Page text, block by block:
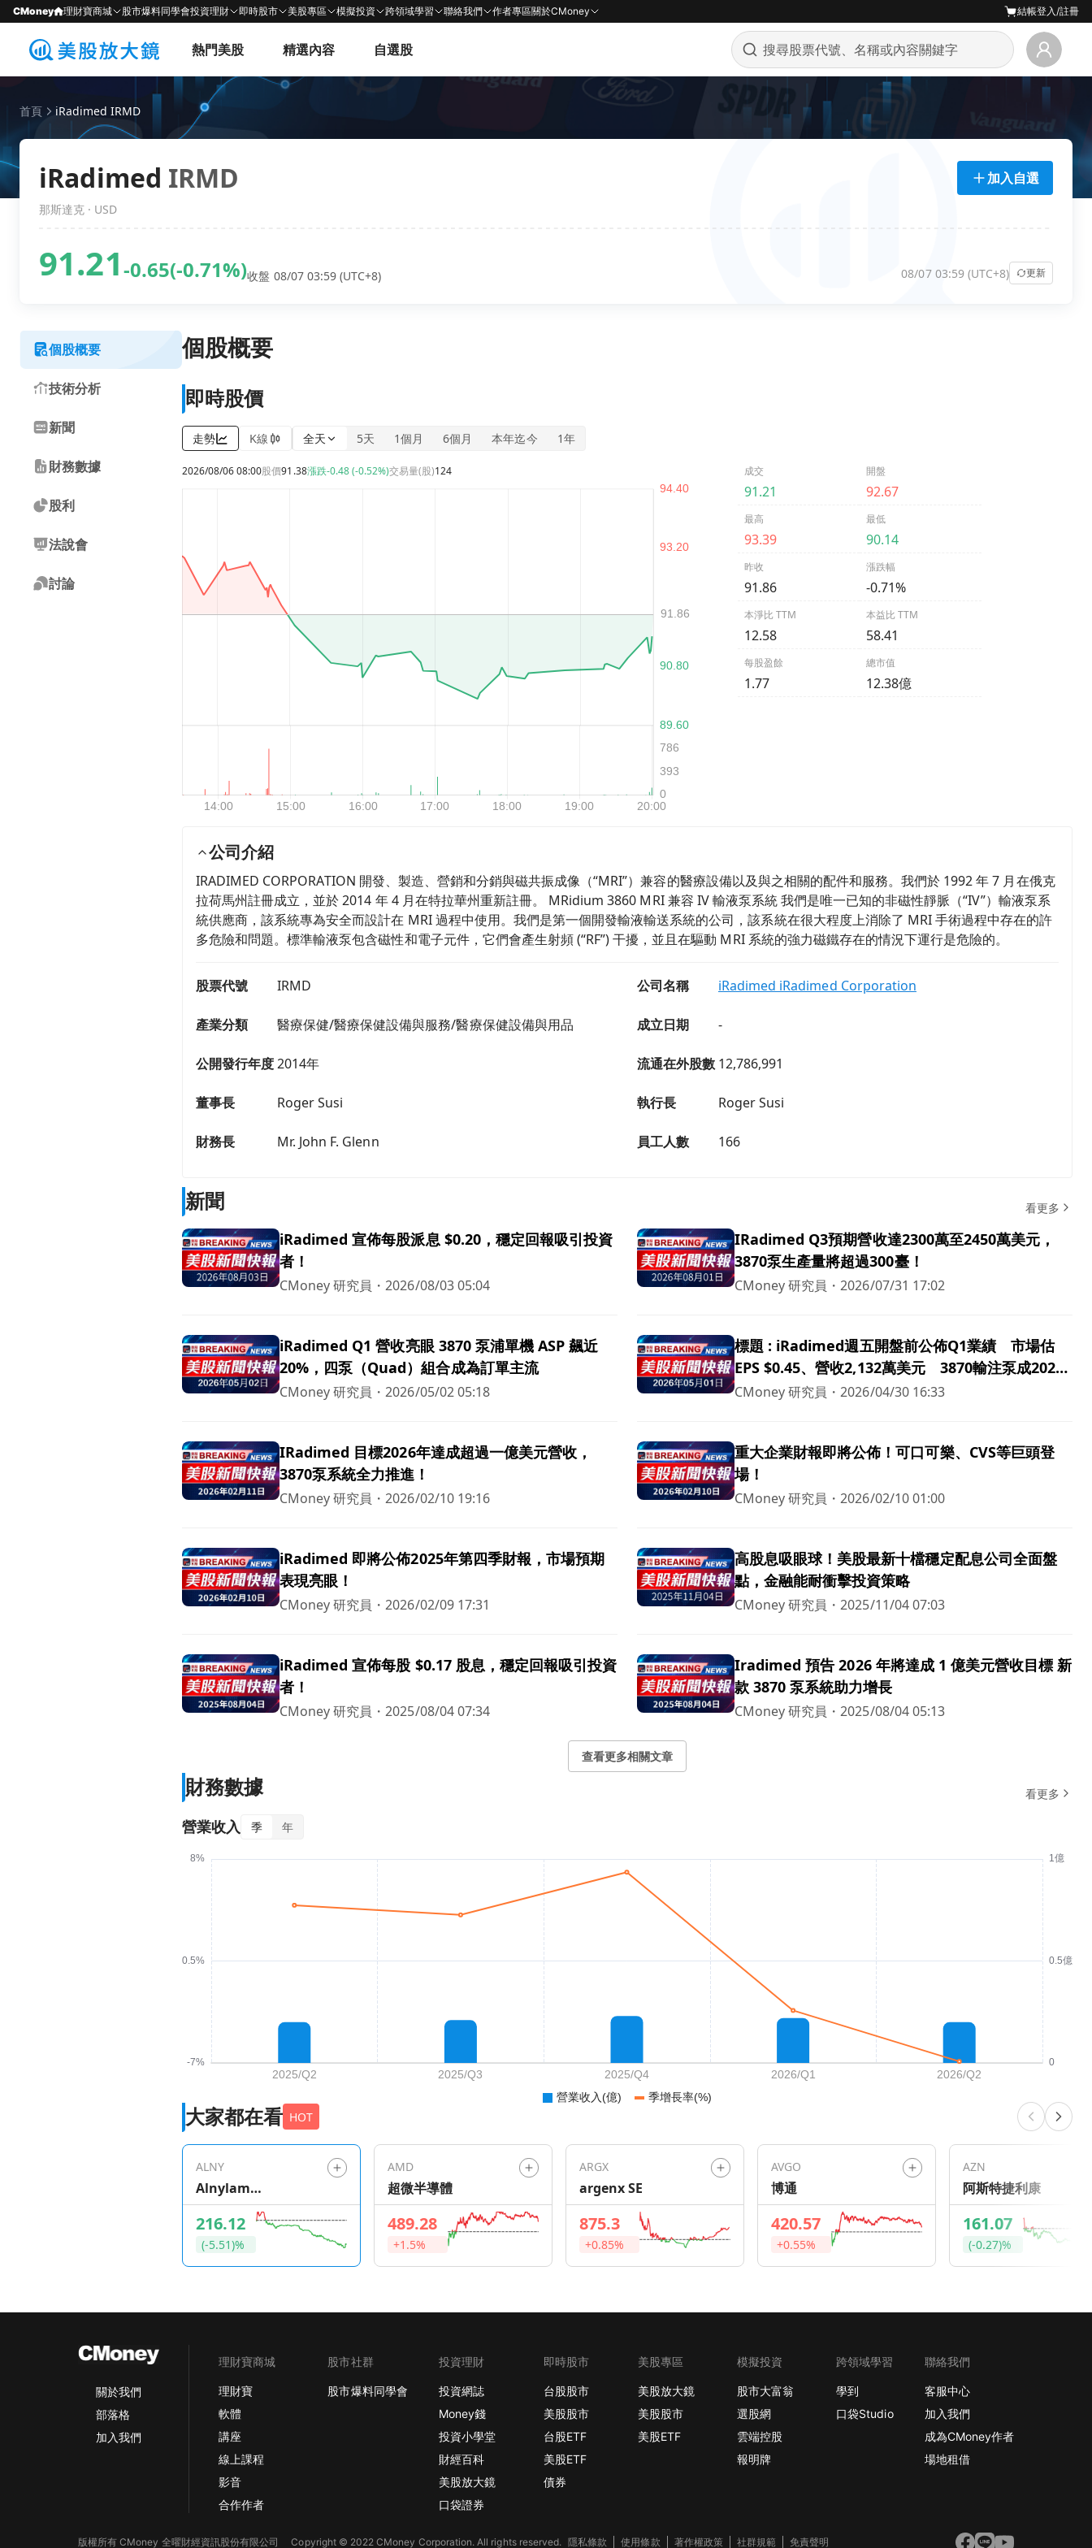
CMoney 理財寶商城 股市爆料同學會投資理財 即時股市 美股專區 模擬投資 跨領域學習 聯絡我們 作者專區關於CMoney 結帳登入/註冊
熱門美股 精選內容 自選股
首頁 iRadimed IRMD
iRadimed IRMD 加入自選
那斯達克 · USD
91.21-0.65(-0.71%)收盤 08/07 03:59 (UTC+8) 08/07 03:59 (UTC+8) 更新
個股概要
技術分析
新聞
財務數據
股利
法說會
討論
個股概要
即時股價
走勢 K線 全天 5天 1個月 6個月 本年迄今 1年
2026/08/06 08:00股價91.38漲跌-0.48 (-0.52%)交易量(股)124 成交
91.21
開盤
92.67
最高
93.39
最低
90.14
昨收
91.86
漲跌幅
-0.71%
本淨比 TTM
12.58
本益比 TTM
58.41
每股盈餘
1.77
總市值
12.38億
公司介紹
IRADIMED CORPORATION 開發、製造、營銷和分銷與磁共振成像（“MRI”）兼容的醫療設備以及與之相關的配件和服務。我們於 1992 年 7 月在俄克
拉荷馬州註冊成立，並於 2014 年 4 月在特拉華州重新註冊。 MRidium 3860 MRI 兼容 IV 輸液泵系統 我們是唯一已知的非磁性靜脈（“IV”）輸液泵系
統供應商，該系統專為安全而設計在 MRI 過程中使用。我們是第一個開發輸液輸送系統的公司，該系統在很大程度上消除了 MRI 手術過程中存在的許
多危險和問題。標準輸液泵包含磁性和電子元件，它們會產生射頻 (“RF”) 干擾，並且在驅動 MRI 系統的強力磁鐵存在的情況下運行是危險的。
股票代號 IRMD 公司名稱 iRadimed iRadimed Corporation
產業分類 醫療保健/醫療保健設備與服務/醫療保健設備與用品 成立日期 -
公開發行年度2014年 流通在外股數 12,786,991
董事長 Roger Susi 執行長 Roger Susi
財務長 Mr. John F. Glenn 員工人數 166
新聞 看更多
iRadimed 宣佈每股派息 $0.20，穩定回報吸引投資
者！
CMoney 研究員 ・2026/08/03 05:04
IRadimed Q3預期營收達2300萬至2450萬美元，
3870泵生產量將超過300臺！
CMoney 研究員 ・2026/07/31 17:02
iRadimed Q1 營收亮眼 3870 泵浦單機 ASP 飆近
20%，四泵（Quad）組合成為訂單主流
CMoney 研究員 ・2026/05/02 05:18
標題 : iRadimed週五開盤前公佈Q1業績 市場估
EPS $0.45、營收2,132萬美元 3870輸注泵成2026
衝刺動力
CMoney 研究員 ・2026/04/30 16:33
IRadimed 目標2026年達成超過一億美元營收，
3870泵系統全力推進！
CMoney 研究員 ・2026/02/10 19:16
重大企業財報即將公佈！可口可樂、CVS等巨頭登
場！
CMoney 研究員 ・2026/02/10 01:00
iRadimed 即將公佈2025年第四季財報，市場預期
表現亮眼！
CMoney 研究員 ・2026/02/09 17:31
高股息吸眼球！美股最新十檔穩定配息公司全面盤
點，金融能耐衝擊投資策略
CMoney 研究員 ・2025/11/04 07:03
iRadimed 宣佈每股 $0.17 股息，穩定回報吸引投資
者！
CMoney 研究員 ・2025/08/04 07:34
Iradimed 預告 2026 年將達成 1 億美元營收目標 新
款 3870 泵系統助力增長
CMoney 研究員 ・2025/08/04 05:13
查看更多相關文章
財務數據 看更多
營業收入 季 年
大家都在看 HOT
ALNY
Alnylam
Pharmaceuticals
216.12
(-5.51)%
AMD
超微半導體
489.28
+1.5%
ARGX
argenx SE
875.3
+0.85%
AVGO
博通
420.57
+0.55%
AZN
阿斯特捷利康
161.07
(-0.27)%
關於我們
部落格
加入我們
理財寶商城
理財寶
軟體
講座
線上課程
影音
合作作者
股市社群
股市爆料同學會
投資理財
投資網誌
Money錢
投資小學堂
財經百科
美股放大鏡
口袋證券
即時股市
台股股市
美股股市
台股ETF
美股ETF
債券
美股專區
美股放大鏡
美股股市
美股ETF
模擬投資
股市大富翁
選股網
雲端控股
報明牌
跨領域學習
學到
口袋Studio
聯絡我們
客服中心
加入我們
成為CMoney作者
場地租借
版權所有 CMoney 全曜財經資訊股份有限公司Copyright © 2022 CMoney Corporation. All rights reserved. 隱私條款 使用條款 著作權政策 社群規範 免責聲明